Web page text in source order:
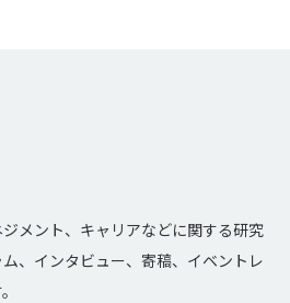
メント、キャリアなどに関する研究
、インタビュー、寄稿、イベントレ